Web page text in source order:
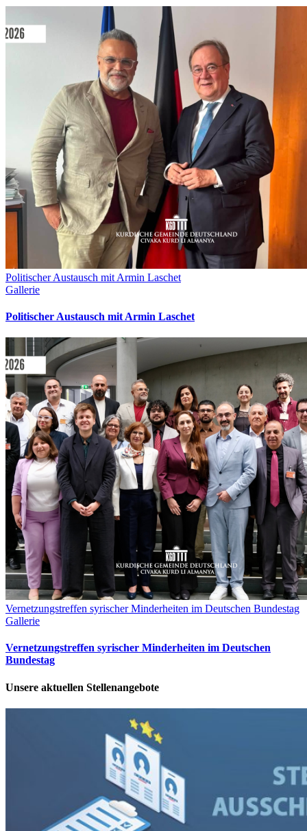
Politischer Austausch mit Armin Laschet
Gallerie
Politischer Austausch mit Armin Laschet
Vernetzungstreffen syrischer Minderheiten im Deutschen Bundestag
Gallerie
Vernetzungstreffen syrischer Minderheiten im Deutschen
Bundestag
Unsere aktuellen Stellenangebote